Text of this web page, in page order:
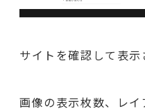
サイトを確認して表示
画像の表示枚数、レ